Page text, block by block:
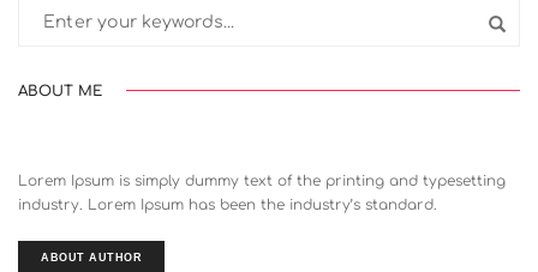
ABOUT ME
Lorem Ipsum is simply dummy text of the printing and typesetting
industry. Lorem Ipsum has been the industry’s standard.
ABOUT AUTHOR